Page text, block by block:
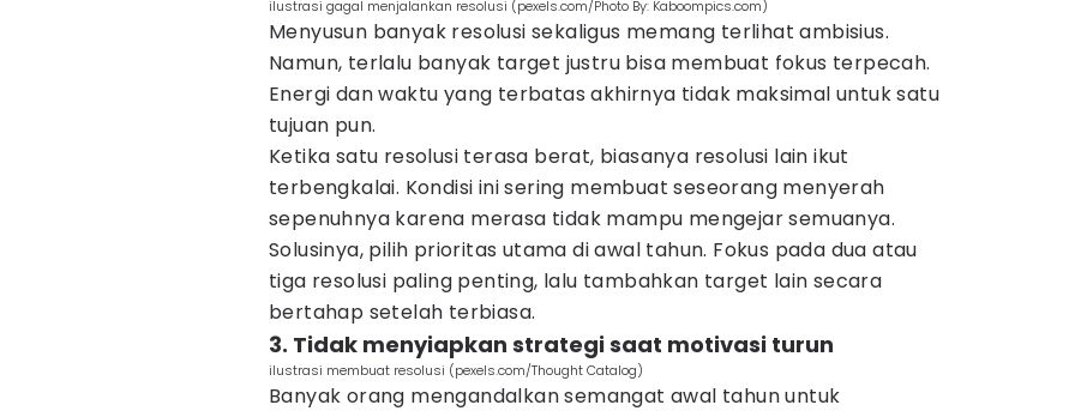
ilustrasi gagal menjalankan resolusi (pexels.com/Photo By: Kaboompics.com)
Menyusun banyak resolusi sekaligus memang terlihat ambisius.
Namun, terlalu banyak target justru bisa membuat fokus terpecah.
Energi dan waktu yang terbatas akhirnya tidak maksimal untuk satu
tujuan pun.
Ketika satu resolusi terasa berat, biasanya resolusi lain ikut
terbengkalai. Kondisi ini sering membuat seseorang menyerah
sepenuhnya karena merasa tidak mampu mengejar semuanya.
Solusinya, pilih prioritas utama di awal tahun. Fokus pada dua atau
tiga resolusi paling penting, lalu tambahkan target lain secara
bertahap setelah terbiasa.
3. Tidak menyiapkan strategi saat motivasi turun
ilustrasi membuat resolusi (pexels.com/Thought Catalog)
Banyak orang mengandalkan semangat awal tahun untuk